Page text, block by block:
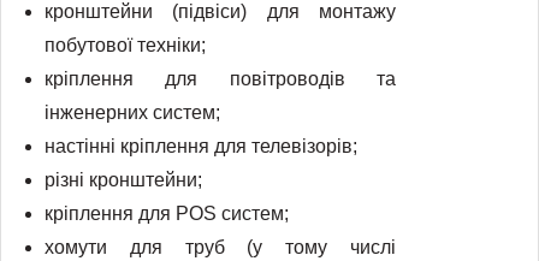
кронштейни (підвіси) для монтажу
побутової техніки;
кріплення для повітроводів та
інженерних систем;
настінні кріплення для телевізорів;
різні кронштейни;
кріплення для POS систем;
хомути для труб (у тому числі